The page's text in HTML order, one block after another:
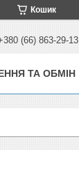
Кошик
(66) 863-29-13
ТА ОБМІН